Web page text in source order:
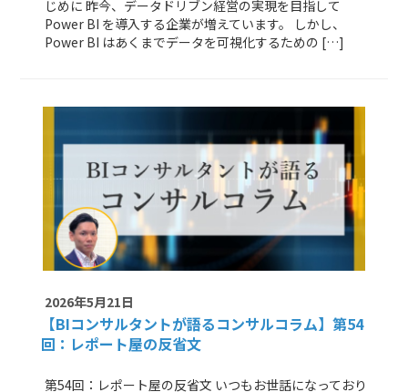
じめに 昨今、データドリブン経営の実現を目指して
Power BI を導入する企業が増えています。 しかし、
Power BI はあくまでデータを可視化するための […]
2026年5月21日
【BIコンサルタントが語るコンサルコラム】 第54
回：レポート屋の反省文
第54回：レポート屋の反省文 いつもお世話になっており